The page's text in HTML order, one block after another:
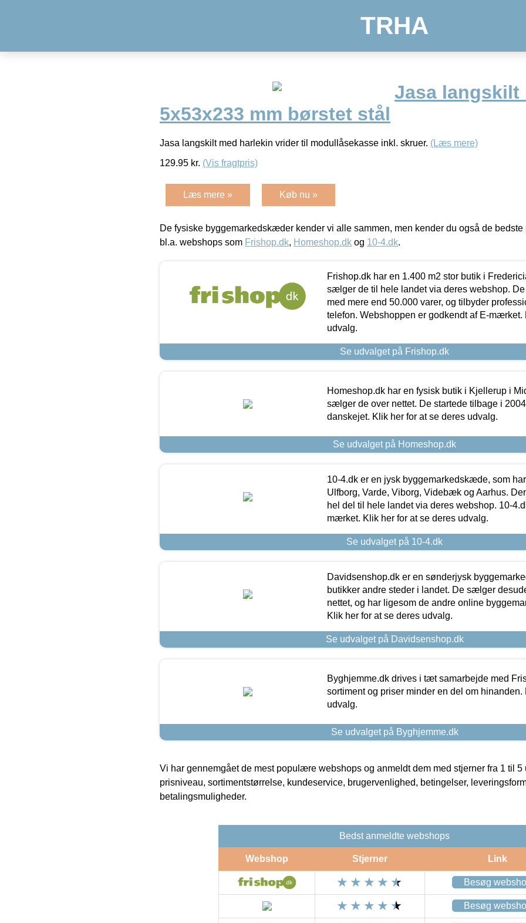
TRHA
Jasa langskilt
5x53x233 mm børstet stål
Jasa langskilt med harlekin vrider til modullåsekasse inkl. skruer. (Læs mere)
129.95 kr. (Vis fragtpris)
Læs mere » Køb nu »
De fysiske byggemarkedskæder kender vi alle sammen, men kender du også de bedste
bl.a. webshops som Frishop.dk, Homeshop.dk og 10-4.dk.
Frishop.dk har en 1.400 m2 stor butik i
sælger de til hele landet via deres webshop. De
med mere end 50.000 varer, og tilbyder
telefon. Webshoppen er godkendt af E-mærket.
udvalg.
Se udvalget på Frishop.dk
Homeshop.dk har en fysisk butik i Kjellerup i
sælger de over nettet. De startede tilbage i
danskejet. Klik her for at se deres udvalg.
Se udvalget på Homeshop.dk
10-4.dk er en jysk byggemarkedskæde, som
Ulfborg, Varde, Viborg, Videbæk og Aarhus.
hel del til hele landet via deres webshop. 10-
mærket. Klik her for at se deres udvalg.
Se udvalget på 10-4.dk
Davidsenshop.dk er en sønderjysk
butikker andre steder i landet. De sælger
nettet, og har ligesom de andre online
Klik her for at se deres udvalg.
Se udvalget på Davidsenshop.dk
Byghjemme.dk drives i tæt samarbejde med
sortiment og priser minder en del om hinanden.
udvalg.
Se udvalget på Byghjemme.dk
Vi har gennemgået de mest populære webshops og anmeldt dem med stjerner fra 1 til 5
prisniveau, sortimentstørrelse, kundeservice, brugervenlighed, betingelser,
betalingsmuligheder.
Bedst anmeldte webshops
Webshop Stjerner Link
Besøg
Besøg